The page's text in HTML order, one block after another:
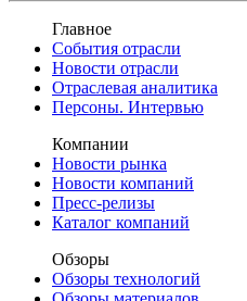
Главное
События отрасли
Новости отрасли
Отраслевая аналитика
Персоны. Интервью
Компании
Новости рынка
Новости компаний
Пресс-релизы
Каталог компаний
Обзоры
Обзоры технологий